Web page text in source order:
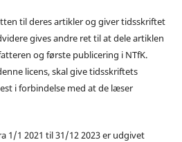
til deres artikler og giver tidsskriftet
gives andre ret til at dele artiklen
og første publicering i NTfK.
licens, skal give tidsskriftets
i forbindelse med at de læser
1/1 2021 til 31/12 2023 er udgivet